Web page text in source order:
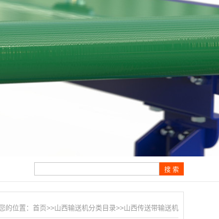
的位置： 首页>>山西输送机分类目录>>山西传送带输送机